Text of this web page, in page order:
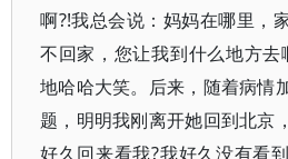
啊?!我总会说：妈妈在哪里，
不回家，您让我到什么地方去
地哈哈大笑。后来，随着病情
题，明明我刚离开她回到北京
好久回来看我?我好久没有看